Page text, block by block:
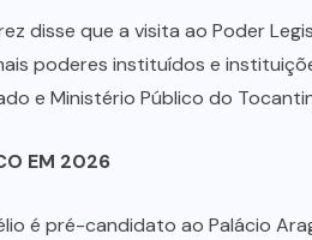
disse que a visita ao Poder
poderes instituídos e
e Ministério Público do
EM 2026
é pré-candidato ao Palácio